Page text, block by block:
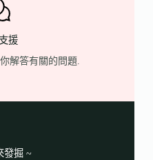
援
解答有關的問題.
發掘 ~